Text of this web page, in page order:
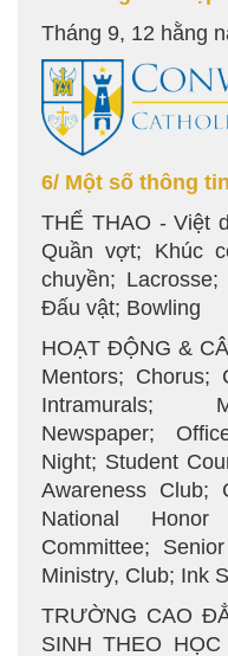
Tháng 9, 12 hằng
6/ Một số thông
THỂ THAO - Việt
Quần vợt; Khúc
chuyền;
Đấu vật; Bowling
HOẠT ĐỘNG &
Mentors; Chorus;
Intramurals;
Newspaper;
Night; Student
Awareness Club;
National
Committee;
Ministry, Club; Ink
TRƯỜNG CAO
SINH THEO